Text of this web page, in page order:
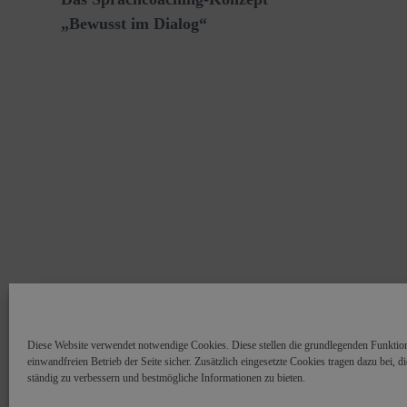
Diese Website verwendet notwendige Cookies. Diese stellen die grundlegenden
einwandfreien Betrieb der Seite sicher. Zusätzlich eingesetzte Cookies tragen dazu bei,
ständig zu verbessern und bestmögliche Informationen zu bieten.
„Bewusst im Dialog“